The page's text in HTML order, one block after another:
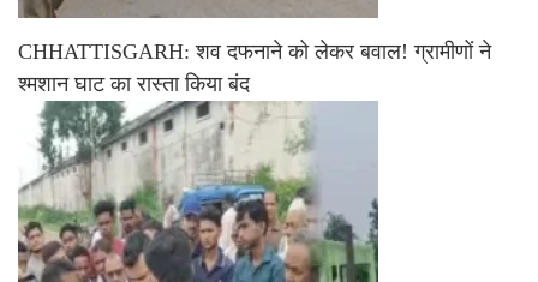
CHHATTISGARH: शव दफनाने को लेकर बवाल! ग्रामीणों ने
श्मशान घाट का रास्ता किया बंद